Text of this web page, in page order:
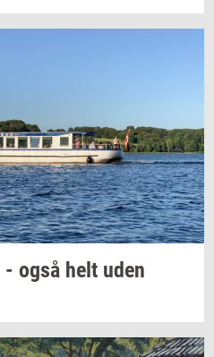
- også helt uden